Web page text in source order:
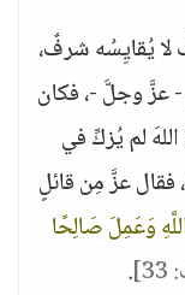
لا يُقايِسُه شرفٌ،
عزَّ وجلَّ -، فكان
لم يُزكِّ في
فقال عزَّ مِن قائلٍ
وَعَمِلَ صَالِحًا
.